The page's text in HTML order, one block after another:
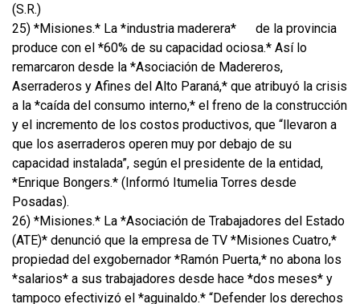
(S.R.)
25) *Misiones.* La *industria maderera*
de la provincia
produce con el *60% de su capacidad ociosa.* Así lo
remarcaron desde la *Asociación de Madereros,
Aserraderos y Afines del Alto Paraná,* que atribuyó la crisis
a la *caída del consumo interno,* el freno de la construcción
y el incremento de los costos productivos, que “llevaron a
que los aserraderos operen muy por debajo de su
capacidad instalada”, según el presidente de la entidad,
*Enrique Bongers.* (Informó Itumelia Torres desde
Posadas).
26) *Misiones.* La *Asociación de Trabajadores del Estado
(ATE)* denunció que la empresa de TV *Misiones Cuatro,*
propiedad del exgobernador *Ramón Puerta,* no abona los
*salarios* a sus trabajadores desde hace *dos meses* y
tampoco efectivizó el *aguinaldo.* “Defender los derechos